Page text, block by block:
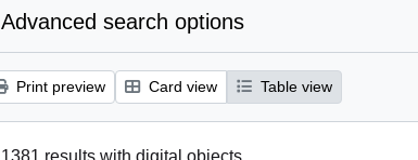
Advanced search options
Print preview Card view Table view
1381 results with digital objects